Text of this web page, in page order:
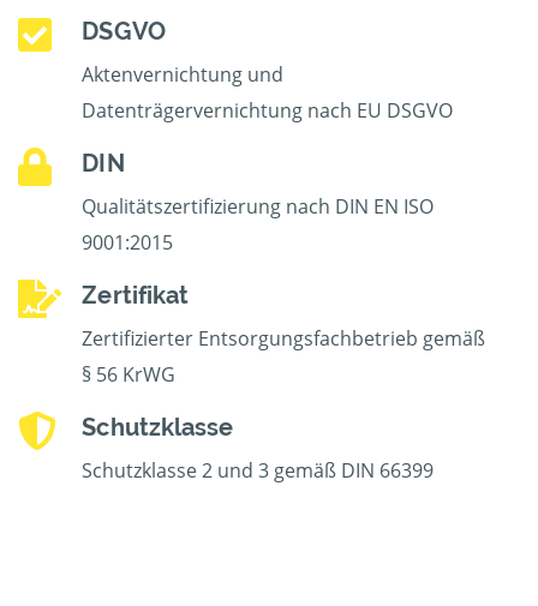
DSGVO
Aktenvernichtung und
Datenträgervernichtung nach EU DSGVO
DIN
Qualitätszertifizierung nach DIN EN ISO
9001:2015
Zertifikat
Zertifizierter Entsorgungsfachbetrieb gemäß
§ 56 KrWG
Schutzklasse
Schutzklasse 2 und 3 gemäß DIN 66399